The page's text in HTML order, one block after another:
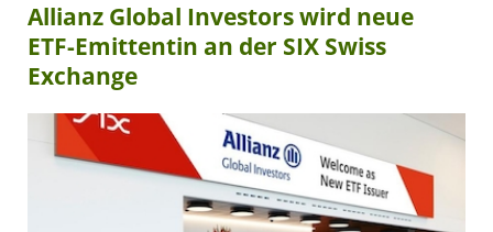
Allianz Global Investors wird neue
ETF-Emittentin an der SIX Swiss
Exchange